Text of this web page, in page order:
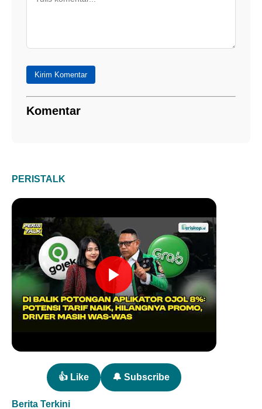
Kirim Komentar
Komentar
PERISTALK
👍 Like 🔔 Subscribe
Berita Terkini